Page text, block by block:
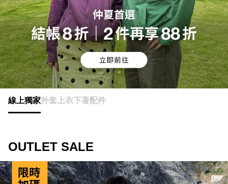
線上獨家外套 上衣下著配件
OUTLET SALE